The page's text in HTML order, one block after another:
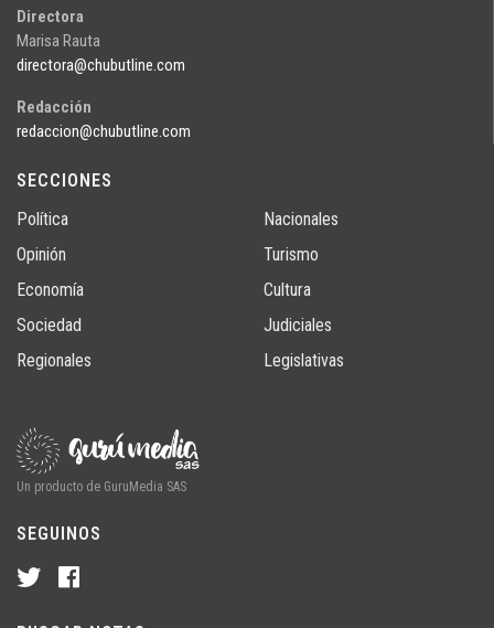
Directora
Marisa Rauta
directora@chubutline.com
Redacción
redaccion@chubutline.com
SECCIONES
Política
Opinión
Economía
Sociedad
Regionales
Nacionales
Turismo
Cultura
Judiciales
Legislativas
Un producto de GuruMedia SAS
SEGUINOS